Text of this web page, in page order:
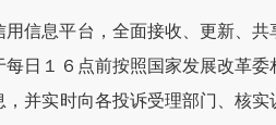
信息平台，全面接收、更新、
日１６点前按照国家发展改革
并实时向各投诉受理部门、核